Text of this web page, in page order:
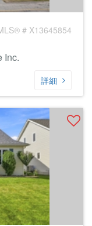
# X13645854
Inc.
詳細